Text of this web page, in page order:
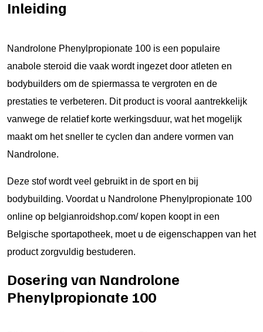
Inleiding
Nandrolone Phenylpropionate 100 is een populaire
anabole steroid die vaak wordt ingezet door atleten en
bodybuilders om de spiermassa te vergroten en de
prestaties te verbeteren. Dit product is vooral aantrekkelijk
vanwege de relatief korte werkingsduur, wat het mogelijk
maakt om het sneller te cyclen dan andere vormen van
Nandrolone.
Deze stof wordt veel gebruikt in de sport en bij
bodybuilding. Voordat u Nandrolone Phenylpropionate 100
online op belgianroidshop.com/ kopen koopt in een
Belgische sportapotheek, moet u de eigenschappen van het
product zorgvuldig bestuderen.
Dosering van Nandrolone
Phenylpropionate 100